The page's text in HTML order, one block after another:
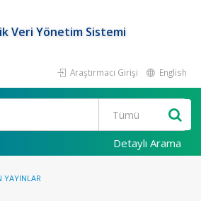
Veri Yönetim Sistemi
Araştırmacı Girişi English
Detaylı Arama
YAYINLAR